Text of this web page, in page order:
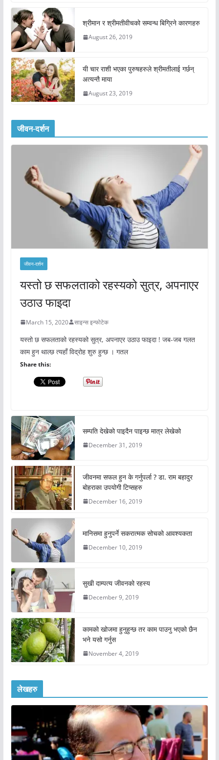
श्रीमान र श्रीमतीवीचको सम्वन्ध बिग्रिने कारणहरु
August 26, 2019
यी चार राशी भएका पुरुषहरुले श्रीमतीलाई गर्छन्
अत्यन्तै माया
August 23, 2019
जीवन-दर्शन
जीवन-दर्शन
यस्तो छ सफलताको रहस्यको सुत्र, अपनाएर
उठाउ फाइदा
March 15, 2020 साइन्स इन्फोटेक
यस्तो छ सफलताको रहस्यको सुत्र, अपनाएर उठाउ फाइदा ! जब-जब गलत
काम हुन थाल्छ त्यहाँ विद्रोह शुरु हुन्छ । गतल
Share this:
सम्पति देखेको पाइदैन पाइन्छ मात्र लेखेको
December 31, 2019
जीवनमा सफल हुन के गर्नुपर्ला ? डा. राम बहादुर
बोहराका उपयोगी टिप्सहरु
December 16, 2019
मानिसमा हुनुपर्ने सकरात्मक सोचको आवश्यकता
December 10, 2019
सुखी दाम्पत्य जीवनको रहस्य
December 9, 2019
कामको खोजमा हुनुहुन्छ तर काम पाउनु भएको छैन
भने यसो गर्नुस
November 4, 2019
लेखहरु